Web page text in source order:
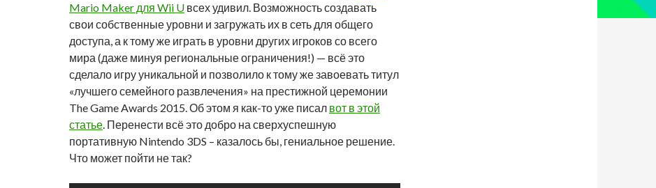
Mario Maker для Wii U всех удивил. Возможность создавать
свои собственные уровни и загружать их в сеть для общего
доступа, а к тому же играть в уровни других игроков со всего
мира (даже минуя региональные ограничения!) — всё это
сделало игру уникальной и позволило к тому же завоевать титул
«лучшего семейного развлечения» на престижной церемонии
The Game Awards 2015. Об этом я как-то уже писал вот в этой
статье. Перенести всё это добро на сверхуспешную
портативную Nintendo 3DS – казалось бы, гениальное решение.
Что может пойти не так?